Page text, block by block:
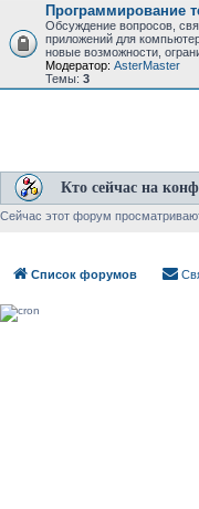
Программирование
Обсуждение вопросов,
приложений для
новые возможности,
Модератор: AsterMaster
Темы: 3
Кто сейчас на
Сейчас этот форум
Список форумов